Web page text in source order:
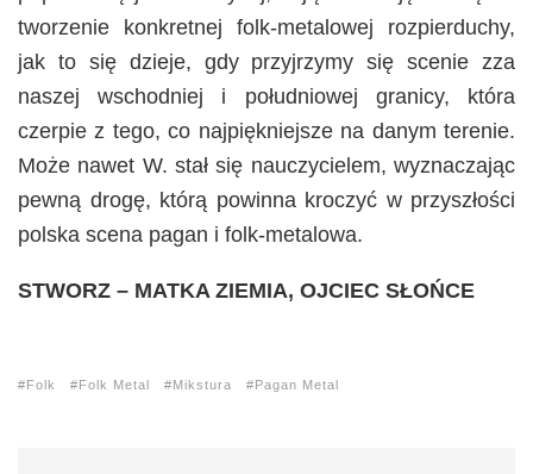
tworzenie konkretnej folk-metalowej rozpierduchy,
jak to się dzieje, gdy przyjrzymy się scenie zza
naszej wschodniej i południowej granicy, która
czerpie z tego, co najpiękniejsze na danym terenie.
Może nawet W. stał się nauczycielem, wyznaczając
pewną drogę, którą powinna kroczyć w przyszłości
polska scena pagan i folk-metalowa.
STWORZ – MATKA ZIEMIA, OJCIEC SŁOŃCE
Folk Folk Metal Mikstura Pagan Metal